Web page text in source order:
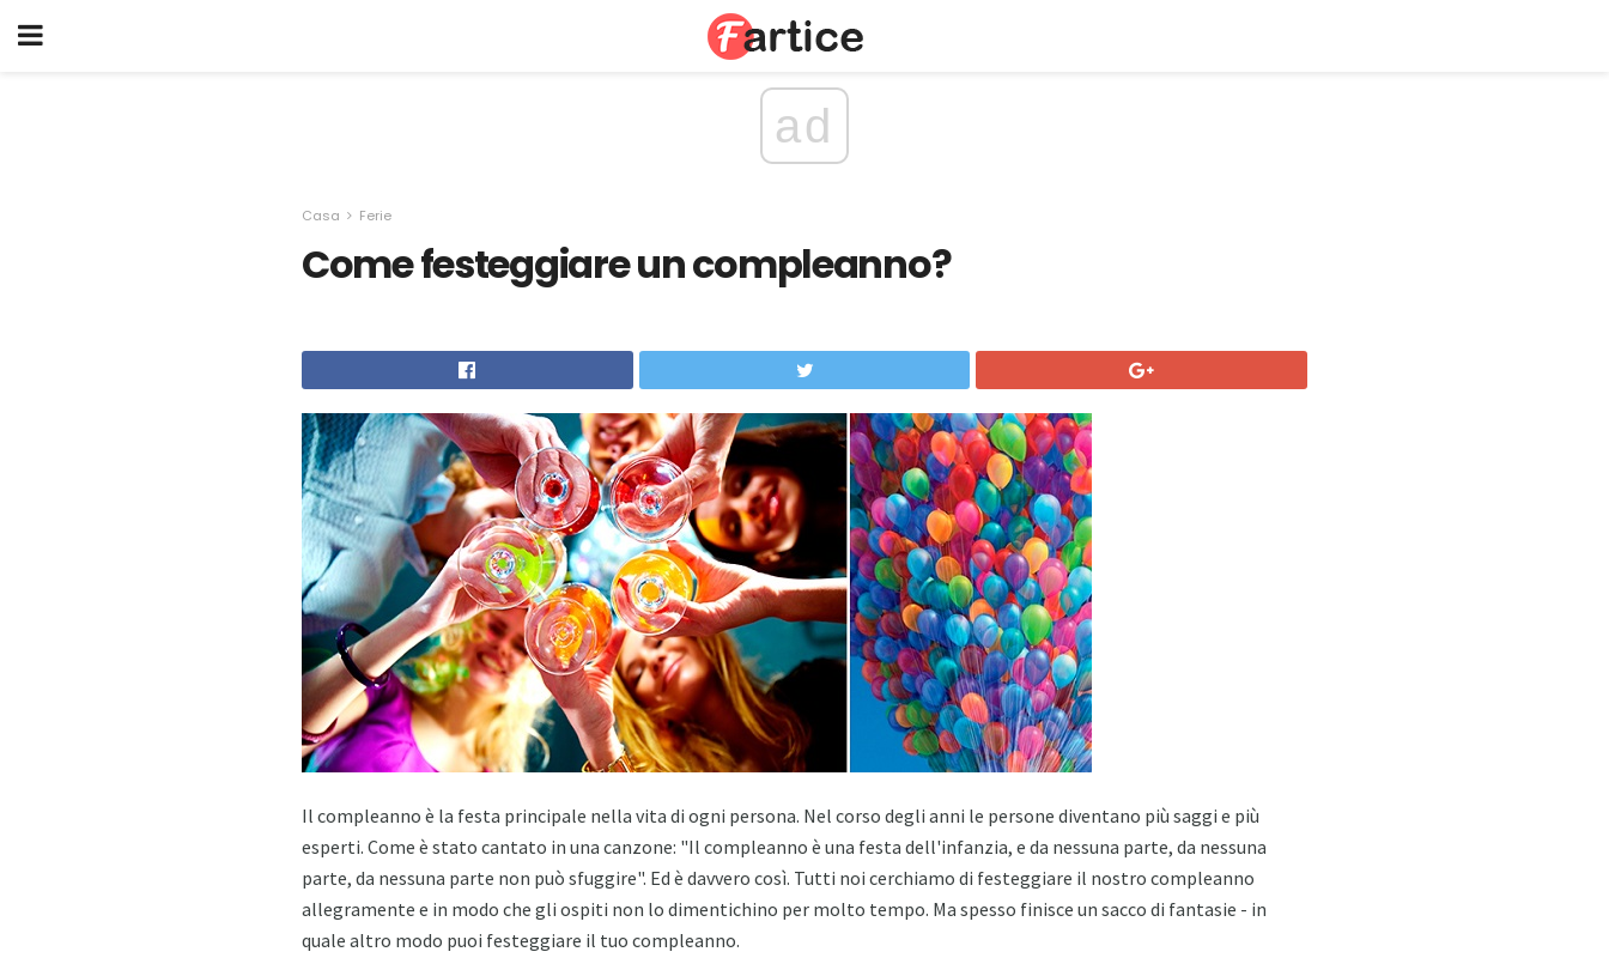
ad
Casa Ferie
Come festeggiare un compleanno?
Il compleanno è la festa principale nella vita di ogni persona. Nel corso degli anni le persone diventano più saggi e più
esperti. Come è stato cantato in una canzone: "Il compleanno è una festa dell'infanzia, e da nessuna parte, da nessuna
parte, da nessuna parte non può sfuggire". Ed è davvero così. Tutti noi cerchiamo di festeggiare il nostro compleanno
allegramente e in modo che gli ospiti non lo dimentichino per molto tempo. Ma spesso finisce un sacco di fantasie - in
quale altro modo puoi festeggiare il tuo compleanno.